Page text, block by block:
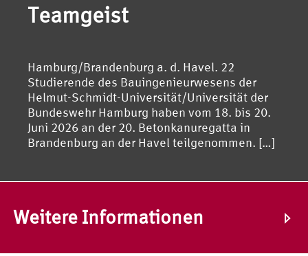
Teamgeist
Hamburg/Brandenburg a. d. Havel. 22
Studierende des Bauingenieurwesens der
Helmut-Schmidt-Universität/Universität der
Bundeswehr Hamburg haben vom 18. bis 20.
Juni 2026 an der 20. Betonkanuregatta in
Brandenburg an der Havel teilgenommen. […]
Weitere Informationen